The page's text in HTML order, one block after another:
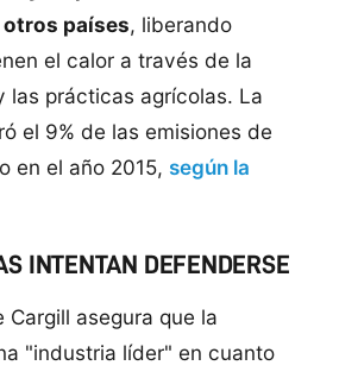
otros países, liberando
el calor a través de la
las prácticas agrícolas. La
el 9% de las emisiones de
en el año 2015, según la
INTENTAN DEFENDERSE
Cargill asegura que la
"industria líder" en cuanto